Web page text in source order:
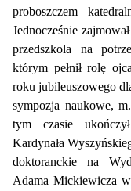
proboszczem
Jednocześnie
przedszkola na
którym pełnił rolę
roku jubileuszowego
sympozja naukowe,
tym czasie
Kardynała
doktoranckie na
Adama Mickiewicza